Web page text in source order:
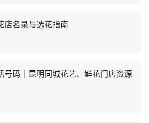
店名录与选花指南
号码｜昆明同城花艺、鲜花门店资源